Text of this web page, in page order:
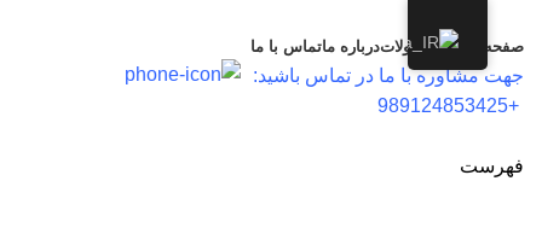
صفحه اصلیمحصولاتدرباره ماتماس با ما
جهت مشاوره با ما در تماس باشید:
+989124853425
فهرست